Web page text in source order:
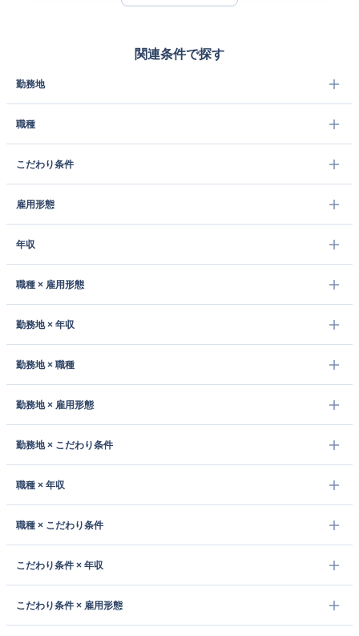
関連条件で探す
勤務地
職種
こだわり条件
雇用形態
年収
職種 × 雇用形態
勤務地 × 年収
勤務地 × 職種
勤務地 × 雇用形態
勤務地 × こだわり条件
職種 × 年収
職種 × こだわり条件
こだわり条件 × 年収
こだわり条件 × 雇用形態